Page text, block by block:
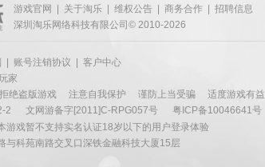
游戏官网 关于淘乐 维权公告 商务合作
招聘信息
深圳淘乐网络科技有限公司© 2010-2026
账号注销协议
客户中心
家
拒绝盗版游戏 注意自我保护 谨防上当受骗 适度游戏有益
2
文网游备字[2011]C-RPG057号 粤ICP备10046641号
游戏暂不支持实名认证18岁以下的用户登录体验
与科苑南路交叉口深铁金融科技大厦15层